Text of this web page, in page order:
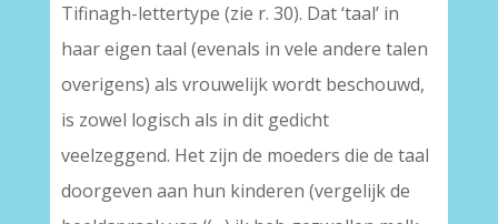
Tifinagh-lettertype (zie r. 30). Dat ‘taal’ in
haar eigen taal (evenals in vele andere talen
overigens) als vrouwelijk wordt beschouwd,
is zowel logisch als in dit gedicht
veelzeggend. Het zijn de moeders die de taal
doorgeven aan hun kinderen (vergelijk de